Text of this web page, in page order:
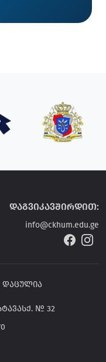
დაგვიკავშირდით:
info@ckhum.edu.ge
დაცულია
№ 32